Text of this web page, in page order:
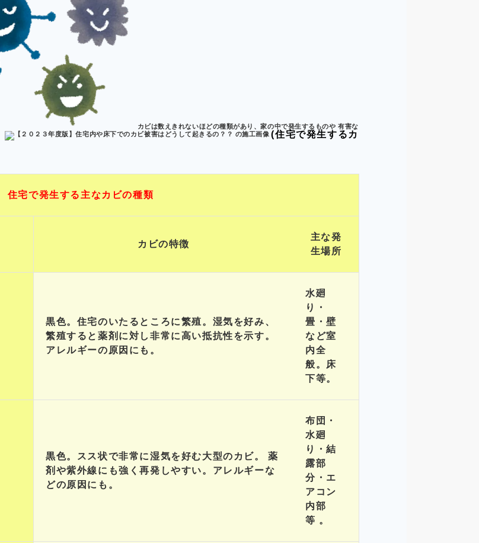
カビは数えきれないほどの種類があり、家の中で発生するものや 有害な
(住宅で発生するカ
住宅で発生する主なカビの種類
カビの特徴
主な発
生場所
黒色。住宅のいたるところに繁殖。湿気を好み、
繁殖すると薬剤に対し非常に高い抵抗性を示す。
アレルギーの原因にも。
水廻
り・
畳・壁
など室
内全
般。床
下等。
黒色。スス状で非常に湿気を好む大型のカビ。 薬
剤や紫外線にも強く再発しやすい。アレルギーな
どの原因にも。
布団・
水廻
り・結
露部
分・エ
アコン
内部
等 。